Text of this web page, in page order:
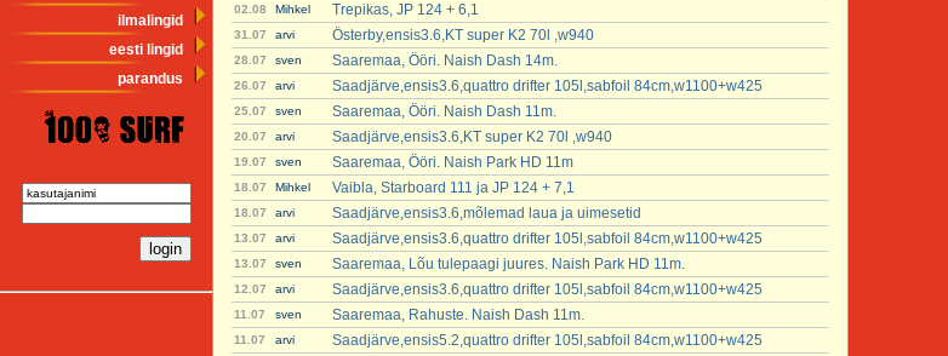
ilmalingid
eesti lingid
parandus
02.08 Mihkel Trepikas, JP 124 + 6,1
31.07 arvi Österby,ensis3.6,KT super K2 70l ,w940
28.07 sven Saaremaa, Ööri. Naish Dash 14m.
26.07 arvi Saadjärve,ensis3.6,quattro drifter 105l,sabfoil 84cm,w1100+w425
25.07 sven Saaremaa, Ööri. Naish Dash 11m.
20.07 arvi Saadjärve,ensis3.6,KT super K2 70l ,w940
19.07 sven Saaremaa, Ööri. Naish Park HD 11m
18.07 Mihkel Vaibla, Starboard 111 ja JP 124 + 7,1
18.07 arvi Saadjärve,ensis3.6,mõlemad laua ja uimesetid
13.07 arvi Saadjärve,ensis3.6,quattro drifter 105l,sabfoil 84cm,w1100+w425
13.07 sven Saaremaa, Lõu tulepaagi juures. Naish Park HD 11m.
12.07 arvi Saadjärve,ensis3.6,quattro drifter 105l,sabfoil 84cm,w1100+w425
11.07 sven Saaremaa, Rahuste. Naish Dash 11m.
11.07 arvi Saadjärve,ensis5.2,quattro drifter 105l,sabfoil 84cm,w1100+w425